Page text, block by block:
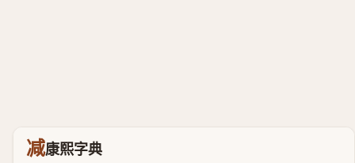
减康熙字典